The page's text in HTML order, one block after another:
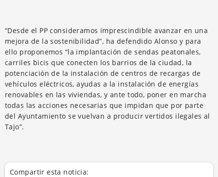
“Desde el PP consideramos imprescindible avanzar en una
mejora de la sostenibilidad”, ha defendido Alonso y para
ello proponemos “la implantación de sendas peatonales,
carriles bicis que conecten los barrios de la ciudad, la
potenciación de la instalación de centros de recargas de
vehículos eléctricos, ayudas a la instalación de energías
renovables en las viviendas, y ante todo, poner en marcha
todas las acciones necesarias que impidan que por parte
del Ayuntamiento se vuelvan a producir vertidos ilegales al
Tajo”.
Compartir esta noticia: